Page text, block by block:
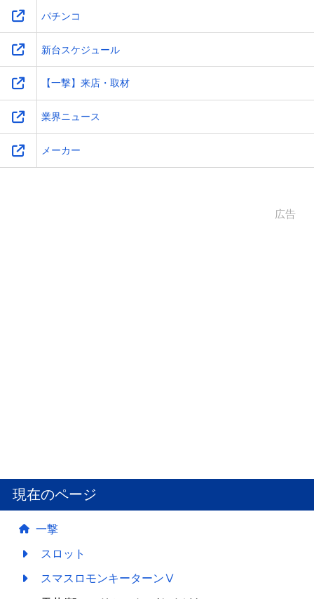
パチンコ
新台スケジュール
【一撃】来店・取材
業界ニュース
メーカー
広告
現在のページ
一撃
スロット
スマスロモンキーターンⅤ